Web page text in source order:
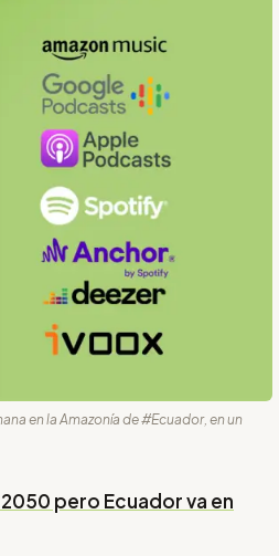
en la Amazonía de #Ecuador, en un
pero Ecuador va en